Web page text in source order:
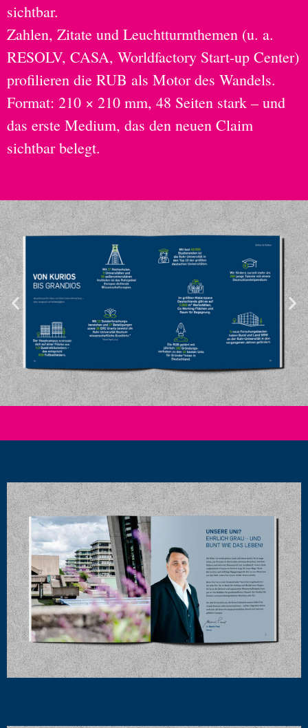
sichtbar.
Zahlen, Zitate und Leuchtturmthemen (u. a.
RESOLV, CASA, Worldfactory Start-up Center)
profilieren die RUB als Motor des Wandels.
Format: 210 × 210 mm, 48 Seiten stark – und
das erste Medium, das den neuen Claim
sichtbar belegt.